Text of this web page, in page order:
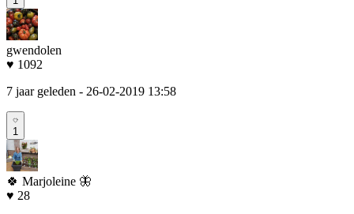
gwendolen
♥ 1092
7 jaar geleden - 26-02-2019 13:58
1
🍀 Marjoleine 🦋
♥ 28